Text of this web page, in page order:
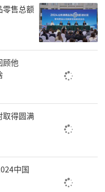
零售总额
顾他
取得圆满
中国